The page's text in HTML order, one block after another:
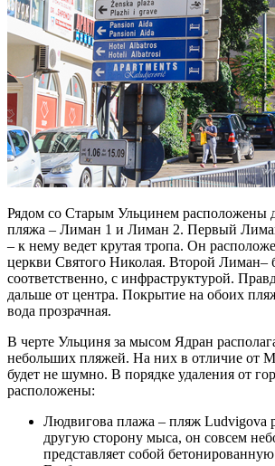
Рядом со Старым Ульцинем расположены
пляжа – Лиман 1 и Лиман 2. Первый
– к нему ведет крутая тропа. Он
церкви Святого Николая. Второй Лиман–
соответственно, с инфраструктурой.
дальше от центра. Покрытие на обоих
вода прозрачная.
В черте Ульциня за мысом Ядран
небольших пляжей. На них в отличие от
будет не шумно. В порядке удаления от
расположены:
Людвигова плажа – пляж Ludvigova
другую сторону мыса, он совсем
представляет собой